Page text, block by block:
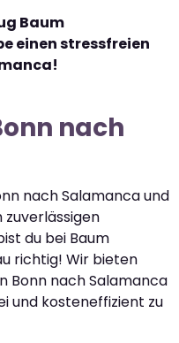
Baum
einen stressfreien
nach
nach Salamanca und
zuverlässigen
du bei Baum
richtig! Wir bieten
Bonn nach Salamanca
und kosteneffizient zu